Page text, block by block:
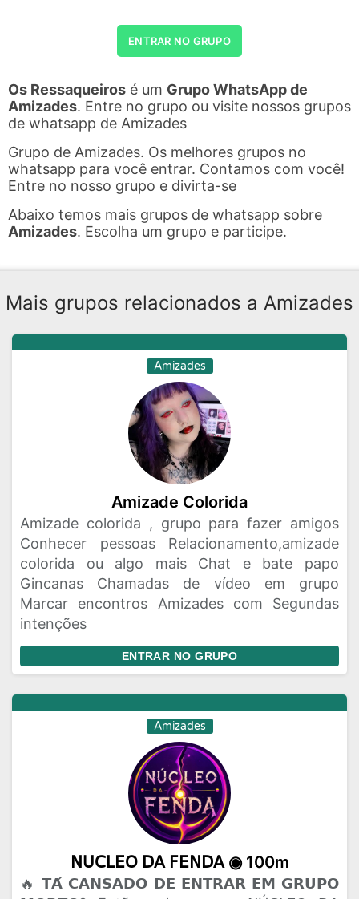
ENTRAR NO GRUPO
Os Ressaqueiros é um Grupo WhatsApp de
Amizades. Entre no grupo ou visite nossos grupos
de whatsapp de Amizades
Grupo de Amizades. Os melhores grupos no
whatsapp para você entrar. Contamos com você!
Entre no nosso grupo e divirta-se
Abaixo temos mais grupos de whatsapp sobre
Amizades. Escolha um grupo e participe.
Mais grupos relacionados a Amizades
Amizades
Amizade Colorida
Amizade colorida , grupo para fazer amigos
Conhecer pessoas Relacionamento,amizade
colorida ou algo mais Chat e bate papo
Gincanas Chamadas de vídeo em grupo
Marcar encontros Amizades com Segundas
intenções
ENTRAR NO GRUPO
Amizades
𝖭𝖴𝖢𝖫𝖤𝖮 𝖣𝖠 𝖥𝖤𝖭𝖣𝖠 ◉ 100m
🔥 𝗧𝗔́ 𝗖𝗔𝗡𝗦𝗔𝗗𝗢 𝗗𝗘 𝗘𝗡𝗧𝗥𝗔𝗥 𝗘𝗠 𝗚𝗥𝗨𝗣𝗢